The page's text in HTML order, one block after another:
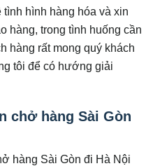
hình hàng hóa và xin
hàng, trong tình huống cần
hàng rất mong quý khách
tôi để có hướng giải
chở hàng Sài Gòn
hàng Sài Gòn đi Hà Nội